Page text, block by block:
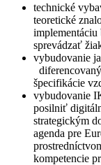
technické
teoretické
sprevádzať
vybudovanie
špecifikácie
vybudovanie
posilniť
strategickým
agenda pre
kompetencie